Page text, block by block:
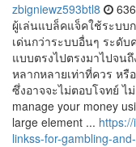
zbigniewz593btl8
ผู้เล่นแบล็คแจ็คใช้ระบบ
เด่นกว่าระบบอื่นๆ ระดับ
แบบตรงไปตรงมาไปจน
หลากหลายเท่าที่ควร หรื
ซึ่งอาจจะไม่ตอบโจทย์ ไ
manage your money
large element ...
linkss-for-gambling-